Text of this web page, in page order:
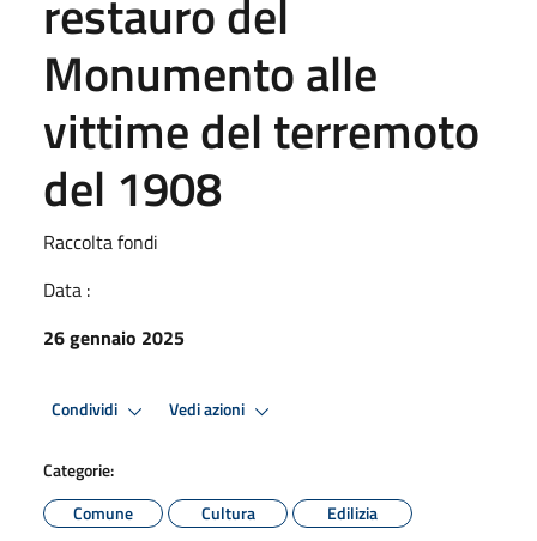
restauro del
Monumento alle
vittime del terremoto
del 1908
Raccolta fondi
Data :
26 gennaio 2025
Condividi Vedi azioni
Categorie:
Comune
Cultura Edilizia